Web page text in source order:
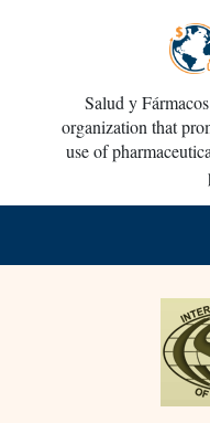
Salud y
organization that
use of